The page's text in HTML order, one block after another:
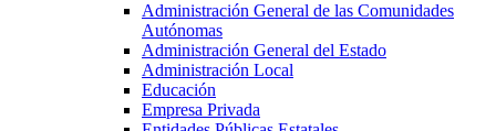
Administración General de las Comunidades
Autónomas
Administración General del Estado
Administración Local
Educación
Empresa Privada